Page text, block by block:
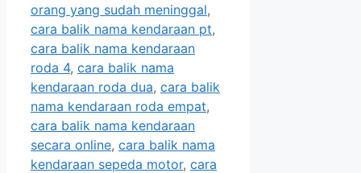
orang yang sudah meninggal,
cara balik nama kendaraan pt,
cara balik nama kendaraan
roda 4, cara balik nama
kendaraan roda dua, cara balik
nama kendaraan roda empat,
cara balik nama kendaraan
secara online, cara balik nama
kendaraan sepeda motor, cara